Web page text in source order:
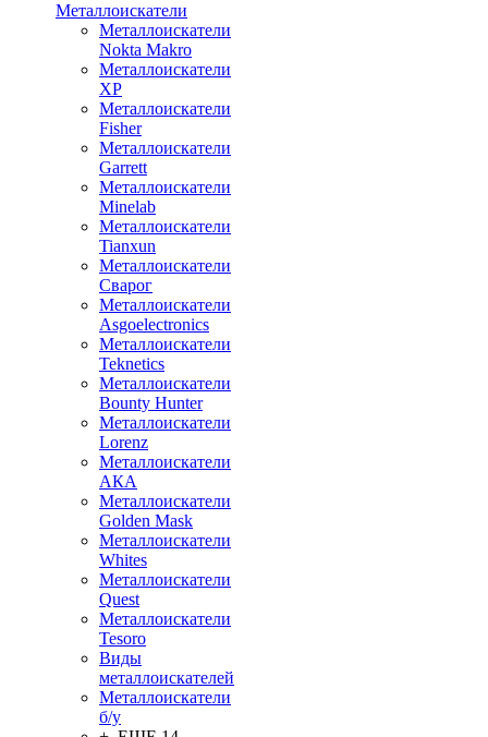
Металлоискатели
Металлоискатели
Nokta Makro
Металлоискатели
XP
Металлоискатели
Fisher
Металлоискатели
Garrett
Металлоискатели
Minelab
Металлоискатели
Tianxun
Металлоискатели
Сварог
Металлоискатели
Asgoelectronics
Металлоискатели
Teknetics
Металлоискатели
Bounty Hunter
Металлоискатели
Lorenz
Металлоискатели
АКА
Металлоискатели
Golden Mask
Металлоискатели
Whites
Металлоискатели
Quest
Металлоискатели
Tesoro
Виды
металлоискателей
Металлоискатели
б/у